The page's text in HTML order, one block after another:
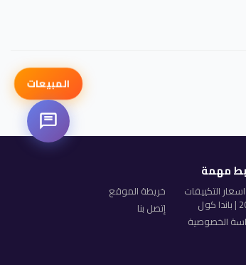
مهمة
التكييفات
الخصوصية
خريطة الموقع
إتصل بنا
المبيعات